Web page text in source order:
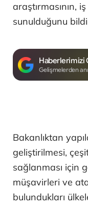
araştırmasının,
sunulduğunu
Haberlerimizi
Gelişmelerden
Bakanlıktan
geliştirilmesi,
sağlanması için
müşavirleri ve
bulundukları